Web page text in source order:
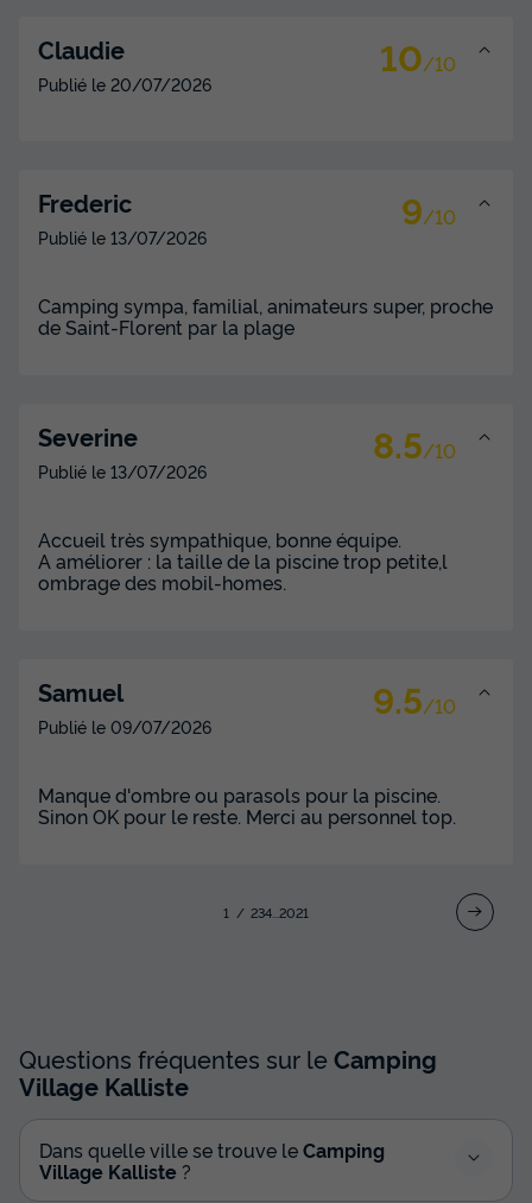
Claudie 10/10
Publié le 20/07/2026
Frederic 9/10
Publié le 13/07/2026
Camping sympa, familial, animateurs super, proche
de Saint-Florent par la plage
Severine 8.5/10
Publié le 13/07/2026
Accueil très sympathique, bonne équipe.
A améliorer : la taille de la piscine trop petite,l
ombrage des mobil-homes.
Samuel 9.5/10
Publié le 09/07/2026
Manque d'ombre ou parasols pour la piscine.
Sinon OK pour le reste. Merci au personnel top.
1 234... 2021
Questions fréquentes sur leCamping
Village Kalliste
Dans quelle ville se trouve leCamping
Village Kalliste ?